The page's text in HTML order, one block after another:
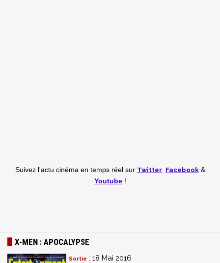
Suivez l'actu cinéma en temps réel sur Twitter Facebook&
Youtube!
X-MEN : APOCALYPSE
Sortie : 18 Mai 2016